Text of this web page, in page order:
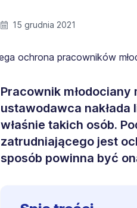
15 grudnia 2021
Pracownik
ustawodawca
właśnie takich osób.
zatrudniającego jest
sposób powinna być